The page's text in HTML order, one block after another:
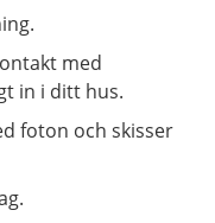
med
in i ditt hus.
foton och skisser